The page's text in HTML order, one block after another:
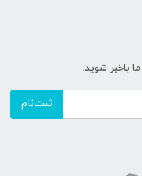
باخبر شوید:
ثبت‌نام